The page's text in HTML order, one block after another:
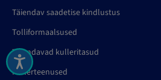
Täiendav saadetise kindlustus
Tolliformaalsused
Täiendavad kulleritasud
Kullerteenused